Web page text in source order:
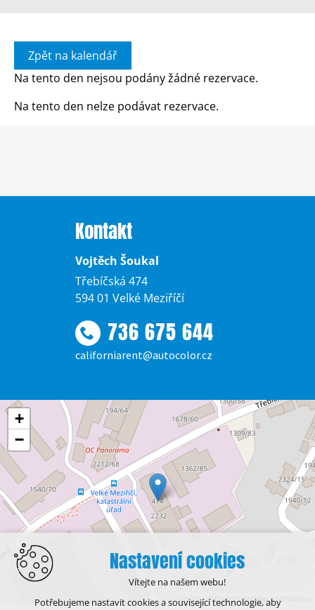
Zpět na kalendář
Na tento den nejsou podány žádné rezervace.
Na tento den nelze podávat rezervace.
Kontakt
Vojtěch Šoukal
Třebíčská 474
594 01 Velké Meziříčí
736 675 644
californiarent@autocolor.cz
+
−
Leaflet | © OpenStreetMap contributors
Nastavení cookies
Vítejte na našem webu!
Potřebujeme nastavit cookies a související technologie, aby